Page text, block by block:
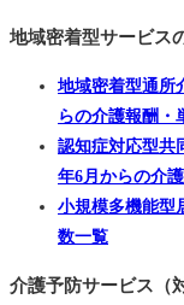
地域密着型サービス
地域密着型通所
らの介護報酬・
認知症対応型共
年6月からの介
小規模多機能型
数一覧
介護予防サービス（